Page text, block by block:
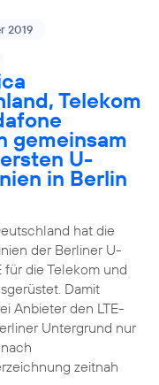
2019
Telekom
gemeinsam
U-
in Berlin
hat die
der Berliner U-
für die Telekom und
Damit
Anbieter den LTE-
Untergrund nur
zeitnah